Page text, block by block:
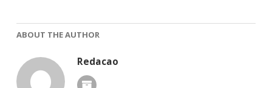
ABOUT THE AUTHOR
Redacao